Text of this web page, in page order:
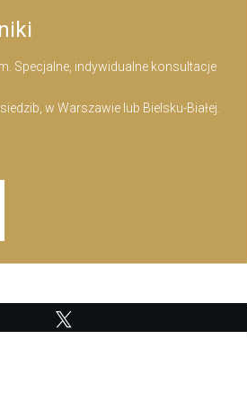
Specjalne, indywidualne konsultacje
w Warszawie lub Bielsku-Białej.